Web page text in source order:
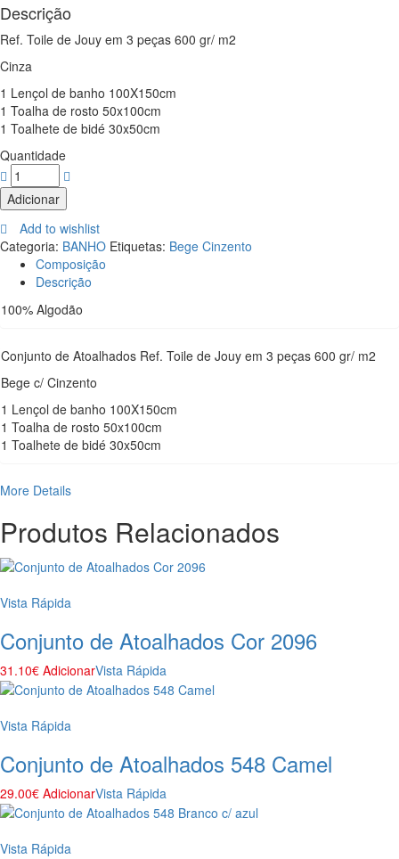
Descrição
Ref. Toile de Jouy em 3 peças 600 gr/ m2
Cinza
1 Lençol de banho 100X150cm
1 Toalha de rosto 50x100cm
1 Toalhete de bidé 30x50cm
Quantidade
Adicionar
Add to wishlist
Categoria: BANHO Etiquetas: Bege Cinzento
Composição
Descrição
100% Algodão
Conjunto de Atoalhados Ref. Toile de Jouy em 3 peças 600 gr/ m2
Bege c/ Cinzento
1 Lençol de banho 100X150cm
1 Toalha de rosto 50x100cm
1 Toalhete de bidé 30x50cm
More Details
Produtos Relacionados
Vista Rápida
Conjunto de Atoalhados Cor 2096
31.10€ AdicionarVista Rápida
Vista Rápida
Conjunto de Atoalhados 548 Camel
29.00€ AdicionarVista Rápida
Vista Rápida